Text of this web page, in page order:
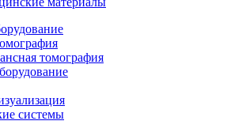
томография
системы